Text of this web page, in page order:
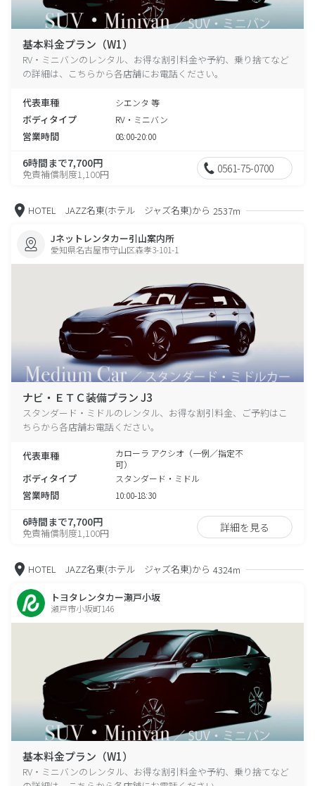
基本料金プラン（W1）
RV・ミニバンのレンタル、お得な割引料金や予約、乗り捨てなど
の詳細は、こちらから各店舗にお電話ください。
代表車種 シエンタ 等
ボディタイプ RV・ミニバン
営業時間 08:00-20:00
6時間まで7,700円
免責補償制度1,100円 0561-75-0700
HOTEL JAZZ名東(ホテル ジャズ名東)から 2537m
Jネットレンタカー引山案内所
愛知県名古屋市守山区森孝3-101-1
ナビ・ＥＴＣ装備プラン J3
スタンダード・ミドルのレンタル、お得な割引料金、ご予約はこ
ちらから各店舗お電話ください。
代表車種
カローラ アクシオ（一例／指定不
可）
ボディタイプ スタンダード・ミドル
営業時間 10:00-18:30
6時間まで7,700円
免責補償制度1,100円 詳細を見る
HOTEL JAZZ名東(ホテル ジャズ名東)から 4324m
トヨタレンタカー瀬戸小坂
瀬戸市小坂町146
基本料金プラン（W1）
RV・ミニバンのレンタル、お得な割引料金や予約、乗り捨てなど